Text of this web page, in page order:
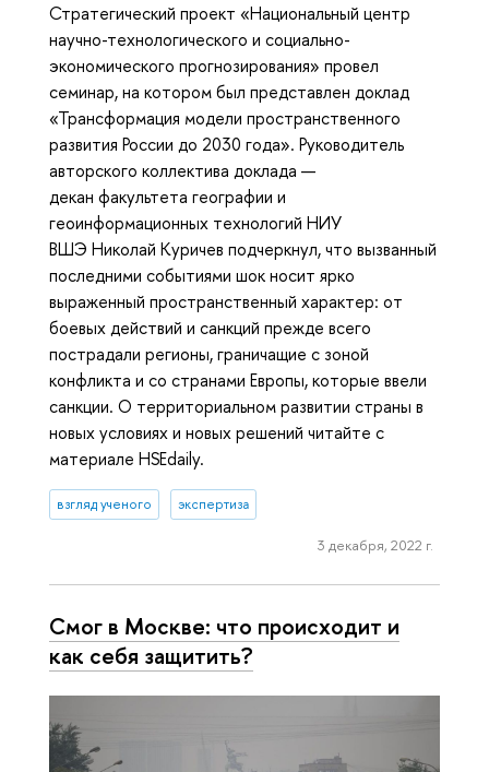
Стратегический проект «Национальный центр
научно-технологического и социально-
экономического прогнозирования» провел
семинар, на котором был представлен доклад
«Трансформация модели пространственного
развития России до 2030 года». Руководитель
авторского коллектива доклада —
декан факультета географии и
геоинформационных технологий НИУ
ВШЭ Николай Куричев подчеркнул, что вызванный
последними событиями шок носит ярко
выраженный пространственный характер: от
боевых действий и санкций прежде всего
пострадали регионы, граничащие с зоной
конфликта и со странами Европы, которые ввели
санкции. О территориальном развитии страны в
новых условиях и новых решений читайте с
материале HSEdaily.
взгляд ученого экспертиза
3 декабря, 2022 г.
Смог в Москве: что происходит и
как себя защитить?